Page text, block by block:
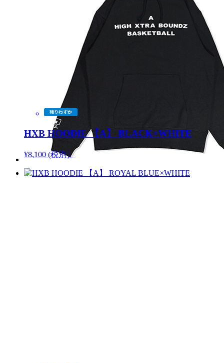
HXB HOODIE 【A】 BLACK×WHITE
¥8,100 (税別）